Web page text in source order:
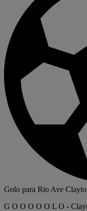
Golo para Rio Ave
G O O O O O L O -